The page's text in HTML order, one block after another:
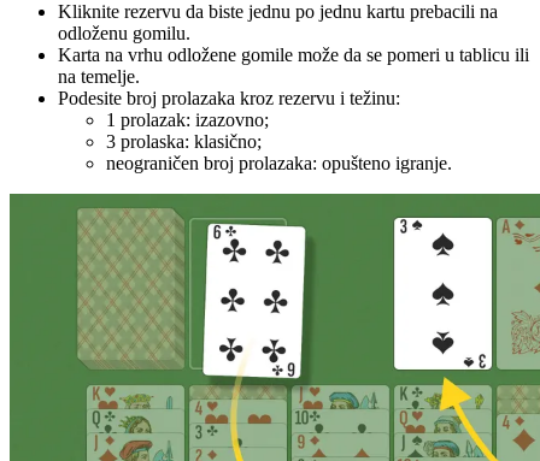
Kliknite rezervu da biste jednu po jednu kartu prebacili na
odloženu gomilu.
Karta na vrhu odložene gomile može da se pomeri u tablicu ili
na temelje.
Podesite broj prolazaka kroz rezervu i težinu:
1 prolazak: izazovno;
3 prolaska: klasično;
neograničen broj prolazaka: opušteno igranje.